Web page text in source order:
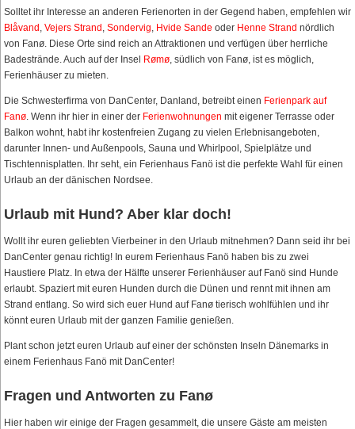
Solltet ihr Interesse an anderen Ferienorten in der Gegend haben, empfehlen wir
Blåvand Vejers Strand Sondervig Hvide Sande oder Henne Strand nördlich
von Fanø. Diese Orte sind reich an Attraktionen und verfügen über herrliche
Badestrände. Auch auf der Insel Rømø , südlich von Fanø, ist es möglich,
Ferienhäuser zu mieten.
Die Schwesterfirma von DanCenter, Danland, betreibt einen Ferienpark auf
Fanø . Wenn ihr hier in einer der Ferienwohnungen mit eigener Terrasse oder
Balkon wohnt, habt ihr kostenfreien Zugang zu vielen Erlebnisangeboten,
darunter Innen- und Außenpools, Sauna und Whirlpool, Spielplätze und
Tischtennisplatten. Ihr seht, ein Ferienhaus Fanö ist die perfekte Wahl für einen
Urlaub an der dänischen Nordsee.
Urlaub mit Hund? Aber klar doch!
Wollt ihr euren geliebten Vierbeiner in den Urlaub mitnehmen? Dann seid ihr bei
DanCenter genau richtig! In eurem Ferienhaus Fanö haben bis zu zwei
Haustiere Platz. In etwa der Hälfte unserer Ferienhäuser auf Fanö sind Hunde
erlaubt. Spaziert mit euren Hunden durch die Dünen und rennt mit ihnen am
Strand entlang. So wird sich euer Hund auf Fanø tierisch wohlfühlen und ihr
könnt euren Urlaub mit der ganzen Familie genießen.
Plant schon jetzt euren Urlaub auf einer der schönsten Inseln Dänemarks in
einem Ferienhaus Fanö mit DanCenter!
Fragen und Antworten zu Fanø
Hier haben wir einige der Fragen gesammelt, die unsere Gäste am meisten